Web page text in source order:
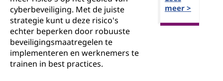
cyberbeveiliging. Met de juiste
strategie kunt u deze risico's
echter beperken door robuuste
beveiligingsmaatregelen te
implementeren en werknemers te
trainen in best practices.
meer >